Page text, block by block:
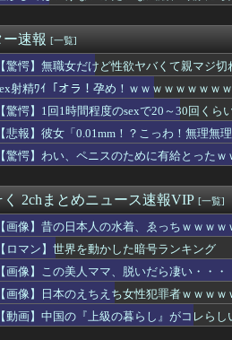
レディさん、豆乳の代わりにとんでもな
アイリッシュ(24)さん、ライブ衣装が〇ン
さんの生足エッッッッッッッッッッッ
開幕試合、仙台育英の女子マネージャーが
開示請求って意味なくね？」
やってる女の末路ｗｗｗｗｗｗｗｗｗｗｗ
10年になろうとしてるけどまだ越えたゲー
にまつわる、ガチで怖い話を教えてくれ
英の女子マネ、神聖な甲子園でウインクを
員、番組出演者から性被害を受けていたこ
ナ、生放送で高校時代の制服を着てしまう
の『アヘ顔』とかいう文化、流石にエッ
と美(37)「え、もうこんなだけどいいの？
いの人妻「お家に来てご飯食べない？？
くとこういう恵体メロン乳(35)を指名して
「なんでや！俺なら娘がレイプされても
に1750万掛けた港区女子、緊急入院で
、実は気持ち良くなっていたwwww
速報 [一覧]
【驚愕】無職女だけど性欲ヤバくて親マジ
射精ﾜｲ「オラ！孕め！ｗｗｗｗｗｗｗｗ
【驚愕】1回1時間程度のsexで20～30回く
【悲報】彼女「0.01mm！？こっわ！無理無
【驚愕】わい、ペニスのために有給とった
く 2chまとめニュース速報VIP [一覧]
【画像】昔の日本人の水着、ゑっちｗｗｗｗ
【ロマン】世界を動かした暗号ランキング
【画像】この美人ママ、脱いだら凄い・・・
【画像】日本のえちえち女性犯罪者ｗｗｗｗ
【動画】中国の『上級の暮らし』がコレらし